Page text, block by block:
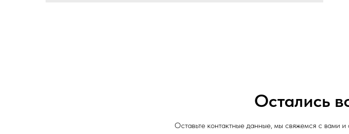
Остались
Оставьте контактные данные, мы свяжемся с вами